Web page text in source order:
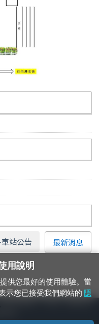
站公告 最新消息
限發現軌道、平交道、橋樑及隧
用說明
供您最好的使用體驗。當
示您已接受我們網站的 隱